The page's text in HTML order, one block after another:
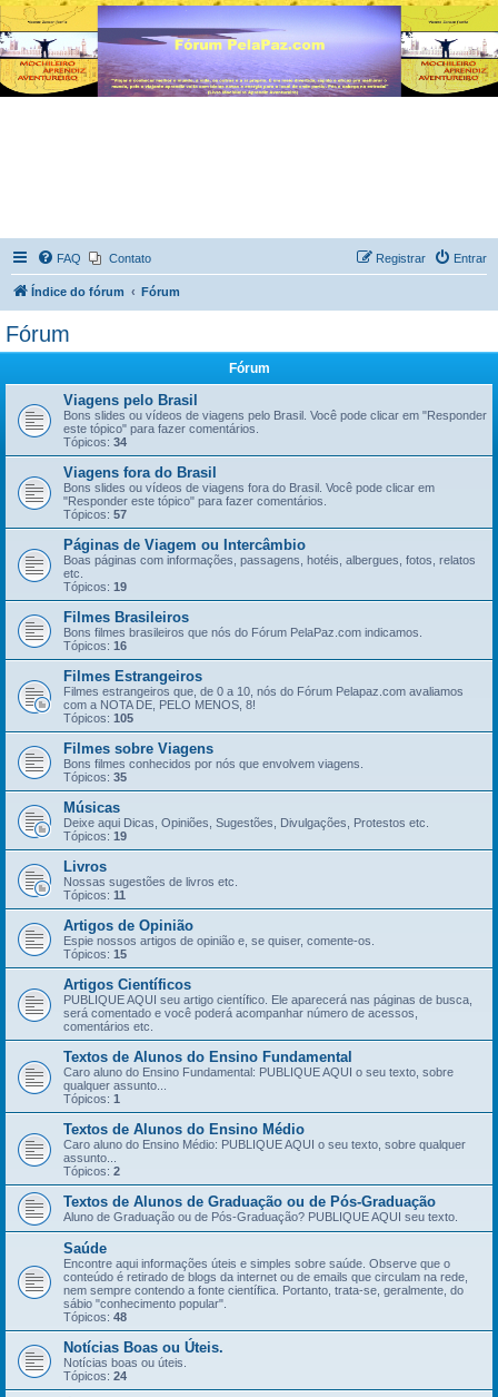
FAQ Contato Entrar
Registrar
Índice do fórum Fórum
Fórum
Fórum
Viagens pelo Brasil
Bons slides ou vídeos de viagens pelo Brasil. Você pode clicar em "Responder
este tópico" para fazer comentários.
Tópicos: 34
Viagens fora do Brasil
Bons slides ou vídeos de viagens fora do Brasil. Você pode clicar em
"Responder este tópico" para fazer comentários.
Tópicos: 57
Páginas de Viagem ou Intercâmbio
Boas páginas com informações, passagens, hotéis, albergues, fotos, relatos
etc.
Tópicos: 19
Filmes Brasileiros
Bons filmes brasileiros que nós do Fórum PelaPaz.com indicamos.
Tópicos: 16
Filmes Estrangeiros
Filmes estrangeiros que, de 0 a 10, nós do Fórum Pelapaz.com avaliamos
com a NOTA DE, PELO MENOS, 8!
Tópicos: 105
Filmes sobre Viagens
Bons filmes conhecidos por nós que envolvem viagens.
Tópicos: 35
Músicas
Deixe aqui Dicas, Opiniões, Sugestões, Divulgações, Protestos etc.
Tópicos: 19
Livros
Nossas sugestões de livros etc.
Tópicos: 11
Artigos de Opinião
Espie nossos artigos de opinião e, se quiser, comente-os.
Tópicos: 15
Artigos Científicos
PUBLIQUE AQUI seu artigo científico. Ele aparecerá nas páginas de busca,
será comentado e você poderá acompanhar número de acessos,
comentários etc.
Textos de Alunos do Ensino Fundamental
Caro aluno do Ensino Fundamental: PUBLIQUE AQUI o seu texto, sobre
qualquer assunto...
Tópicos: 1
Textos de Alunos do Ensino Médio
Caro aluno do Ensino Médio: PUBLIQUE AQUI o seu texto, sobre qualquer
assunto...
Tópicos: 2
Textos de Alunos de Graduação ou de Pós-Graduação
Aluno de Graduação ou de Pós-Graduação? PUBLIQUE AQUI seu texto.
Saúde
Encontre aqui informações úteis e simples sobre saúde. Observe que o
conteúdo é retirado de blogs da internet ou de emails que circulam na rede,
nem sempre contendo a fonte científica. Portanto, trata-se, geralmente, do
sábio "conhecimento popular".
Tópicos: 48
Notícias Boas ou Úteis.
Notícias boas ou úteis.
Tópicos: 24